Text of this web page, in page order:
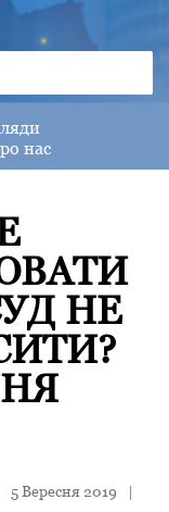
нас
НЕ
5 Вересня 2019 |